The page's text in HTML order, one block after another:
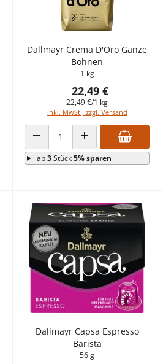
Dallmayr Crema D'Oro Ganze
Bohnen
1 kg
22,49 €
22,49 €/1 kg
inkl. MwSt., zzgl. Versand
ANZAHL VERRINGERNANZAHL ERHÖHEN
ab3Stück5% sparen
Dallmayr Capsa Espresso
Barista
56 g